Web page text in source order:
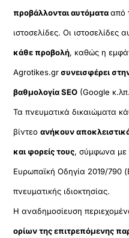
προβάλλονται αυτόματααπό
ιστοσελίδες. Οι ιστοσελίδες
κάθε προβολή, καθώς η
Agrotikes.grσυνεισφέρει
βαθμολογία SEO (Google
Τα πνευματικά δικαιώματα
βίντεοανήκουν
και φορείς τους, σύμφωνα με
Ευρωπαϊκή Οδηγία 2019/790
πνευματικής ιδιοκτησίας.
Η αναδημοσίευση
ορίων της επιτρεπόμενης